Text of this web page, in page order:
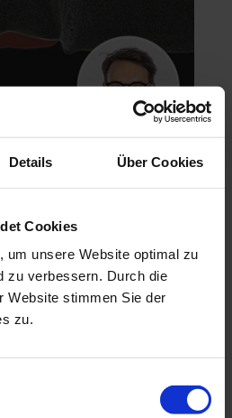
Details Über Cookies
Cookies
um unsere Website optimal zu
zu verbessern. Durch die
Website stimmen Sie der
zu.